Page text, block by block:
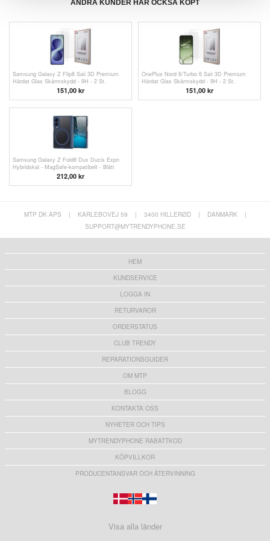
ANDRA KUNDER HAR OCKSÅ KÖPT
Samsung Galaxy Z Flip8 Saii 3D Premium
Härdat Glas Skärmskydd - 9H - 2 St.
151,00 kr
OnePlus Nord 6/Turbo 6 Saii 3D Premium
Härdat Glas Skärmskydd - 9H - 2 St.
151,00 kr
Samsung Galaxy Z Fold8 Dux Ducis Expn
Hybridskal - MagSafe-kompatibelt - Blått
212,00 kr
MTP DK APS | KARLEBOVEJ 59 | 3400 HILLERØD | DANMARK
|
SUPPORT@MYTRENDYPHONE.SE
HEM
KUNDSERVICE
LOGGA IN
RETURVAROR
ORDERSTATUS
CLUB TRENDY
REPARATIONSGUIDER
OM MTP
BLOGG
KONTAKTA OSS
NYHETER OCH TIPS
MYTRENDYPHONE RABATTKOD
KÖPVILLKOR
PRODUCENTANSVAR OCH ÅTERVINNING
Visa alla länder